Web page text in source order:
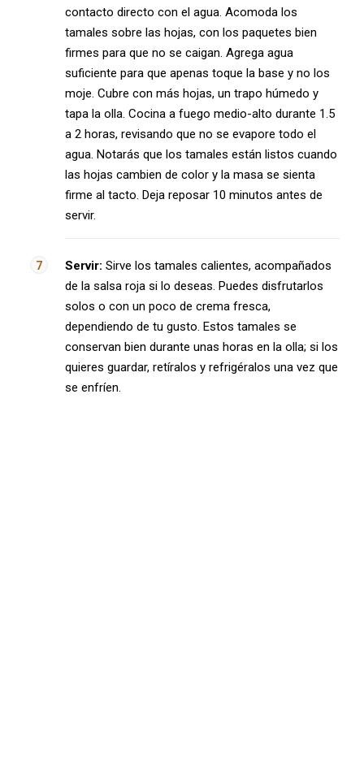
contacto directo con el agua. Acomoda los
tamales sobre las hojas, con los paquetes bien
firmes para que no se caigan. Agrega agua
suficiente para que apenas toque la base y no los
moje. Cubre con más hojas, un trapo húmedo y
tapa la olla. Cocina a fuego medio-alto durante 1.5
a 2 horas, revisando que no se evapore todo el
agua. Notarás que los tamales están listos cuando
las hojas cambien de color y la masa se sienta
firme al tacto. Deja reposar 10 minutos antes de
servir.
Servir: Sirve los tamales calientes, acompañados
de la salsa roja si lo deseas. Puedes disfrutarlos
solos o con un poco de crema fresca,
dependiendo de tu gusto. Estos tamales se
conservan bien durante unas horas en la olla; si los
quieres guardar, retíralos y refrigéralos una vez que
se enfríen.